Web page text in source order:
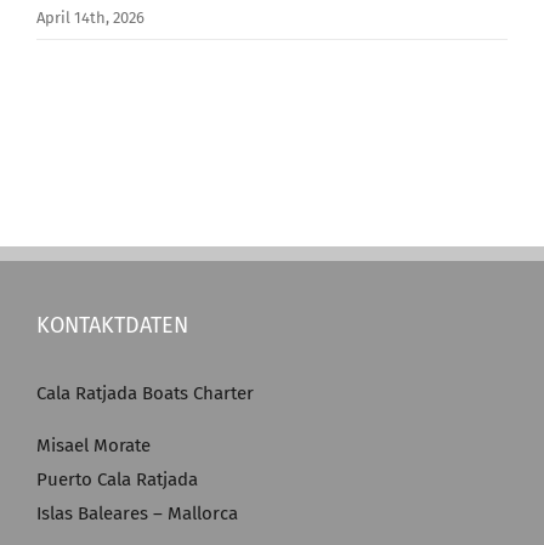
April 14th, 2026
KONTAKTDATEN
Cala Ratjada Boats Charter
Misael Morate
Puerto Cala Ratjada
Islas Baleares – Mallorca